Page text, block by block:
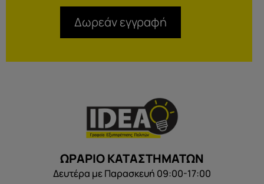
Δωρεάν εγγραφή
ΩΡΑΡΙΟ ΚΑΤΑΣΤΗΜΑΤΩΝ
Δευτέρα με Παρασκευή 09:00-17:00